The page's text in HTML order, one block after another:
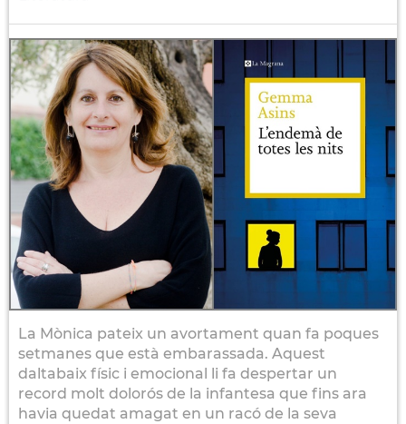
La Mònica pateix un avortament quan fa poques
setmanes que està embarassada. Aquest
daltabaix físic i emocional li fa despertar un
record molt dolorós de la infantesa que fins ara
havia quedat amagat en un racó de la seva